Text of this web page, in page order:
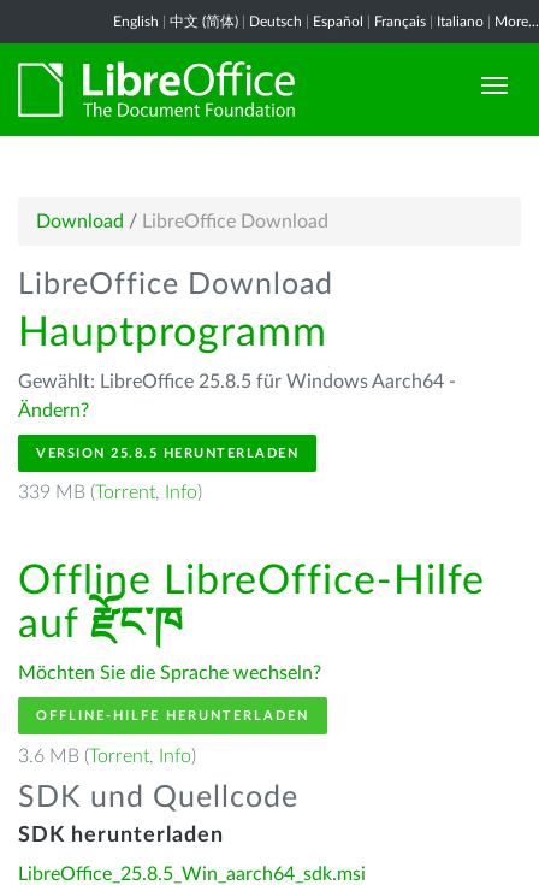
English 中文 (简体) Deutsch Español Français Italiano More...
Download / LibreOffice Download
LibreOffice Download
Hauptprogramm
Gewählt: LibreOffice 25.8.5 für Windows Aarch64 -
Ändern?
VERSION 25.8.5 HERUNTERLADEN
339 MB (Torrent, Info)
Offline LibreOffice-Hilfe
auf རྫོང་ཁ
Möchten Sie die Sprache wechseln?
OFFLINE-HILFE HERUNTERLADEN
3.6 MB (Torrent, Info)
SDK und Quellcode
SDK herunterladen
LibreOffice_25.8.5_Win_aarch64_sdk.msi